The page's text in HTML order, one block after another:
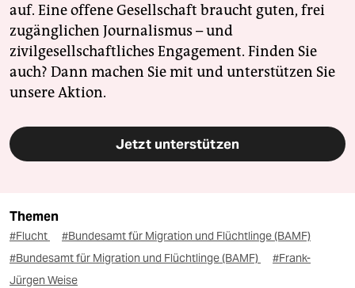
auf. Eine offene Gesellschaft braucht guten, frei
zugänglichen Journalismus – und
zivilgesellschaftliches Engagement. Finden Sie
auch? Dann machen Sie mit und unterstützen Sie
unsere Aktion.
Jetzt unterstützen
Themen
#Flucht
#Bundesamt für Migration und Flüchtlinge (BAMF)
#Bundesamt für Migration und Flüchtlinge (BAMF)
#Frank-
Jürgen Weise